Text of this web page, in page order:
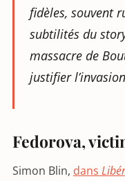
fidèles, souvent
subtilités du
massacre de
justifier
Fedorova,
Simon Blin, dans